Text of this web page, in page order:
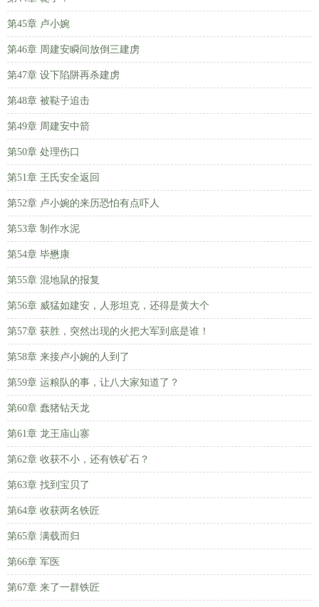
第45章 卢小婉
第46章 周建安瞬间放倒三建虏
第47章 设下陷阱再杀建虏
第48章 被鞑子追击
第49章 周建安中箭
第50章 处理伤口
第51章 王氏安全返回
第52章 卢小婉的来历恐怕有点吓人
第53章 制作水泥
第54章 毕懋康
第55章 混地鼠的报复
第56章 威猛如建安，人形坦克，还得是黄大个
第57章 获胜，突然出现的火把大军到底是谁！
第58章 来接卢小婉的人到了
第59章 运粮队的事，让八大家知道了？
第60章 蠢猪钻天龙
第61章 龙王庙山寨
第62章 收获不小，还有铁矿石？
第63章 找到宝贝了
第64章 收获两名铁匠
第65章 满载而归
第66章 军医
第67章 来了一群铁匠